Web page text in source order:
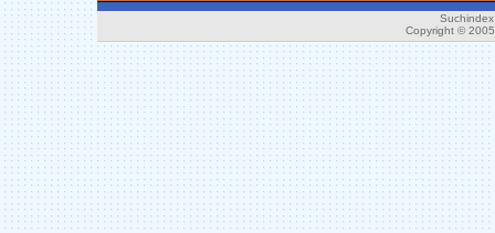
Copyright ©